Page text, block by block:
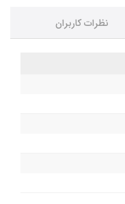
نظرات کاربران